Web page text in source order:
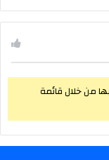
من خلال قائمة